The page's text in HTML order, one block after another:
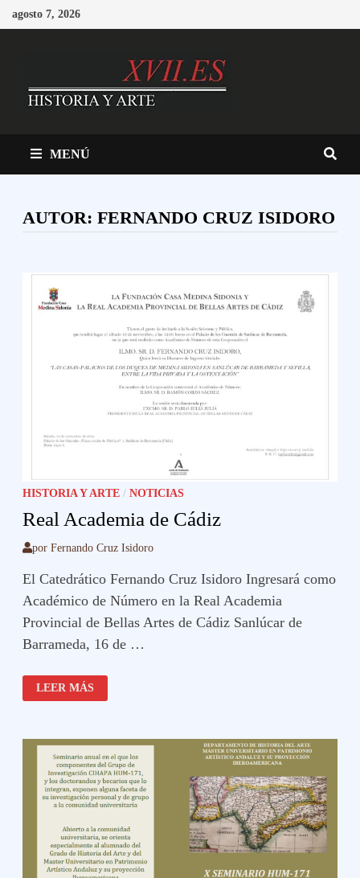
Saltar
al
agosto 7, 2026
MENÚ
AUTOR:FERNANDO CRUZ ISIDORO
HISTORIA Y ARTE /NOTICIAS
Real Academia de Cádiz
porFernando Cruz Isidoro
El Catedrático Fernando Cruz Isidoro Ingresará como
Académico de Número en la Real Academia
Provincial de Bellas Artes de Cádiz Sanlúcar de
Barrameda, 16 de …
REAL
ACADEMIA
DE
LEER MÁS